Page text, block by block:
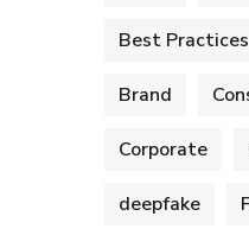
Best Practices
Brand
Corporate
deepfake